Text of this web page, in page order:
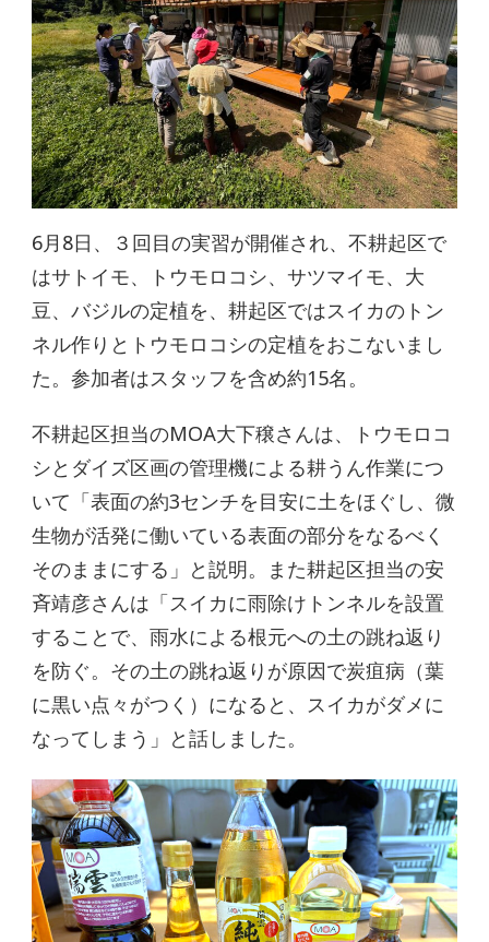
6月8日、３回目の実習が開催され、不耕起区で
はサトイモ、トウモロコシ、サツマイモ、大
豆、バジルの定植を、耕起区ではスイカのトン
ネル作りとトウモロコシの定植をおこないまし
た。参加者はスタッフを含め約15名。
不耕起区担当のMOA大下穣さんは、トウモロコ
シとダイズ区画の管理機による耕うん作業につ
いて「表面の約3センチを目安に土をほぐし、微
生物が活発に働いている表面の部分をなるべく
そのままにする」と説明。また耕起区担当の安
斉靖彦さんは「スイカに雨除けトンネルを設置
することで、雨水による根元への土の跳ね返り
を防ぐ。その土の跳ね返りが原因で炭疽病（葉
に黒い点々がつく）になると、スイカがダメに
なってしまう」と話しました。